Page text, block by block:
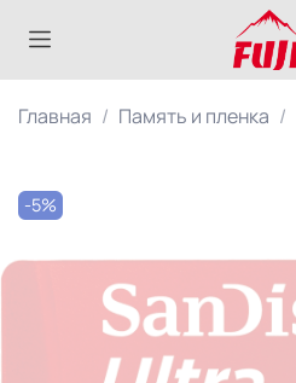
Главная Память и пленка
-5%